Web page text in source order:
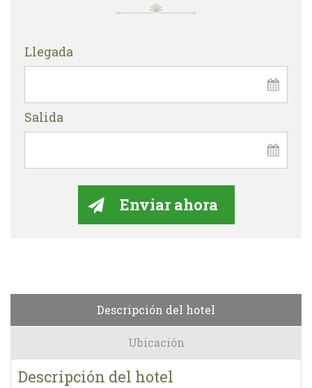
Llegada
Salida
Descripción del hotel
Ubicación
Descripción del hotel